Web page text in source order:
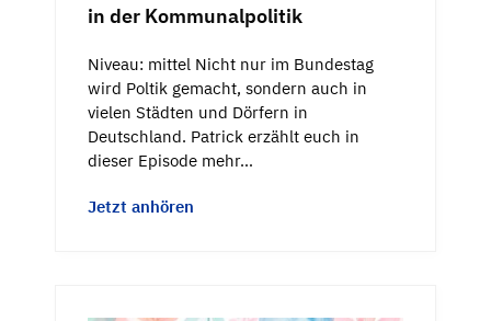
in der Kommunalpolitik
Niveau: mittel Nicht nur im Bundestag
wird Poltik gemacht, sondern auch in
vielen Städten und Dörfern in
Deutschland. Patrick erzählt euch in
dieser Episode mehr…
Jetzt anhören